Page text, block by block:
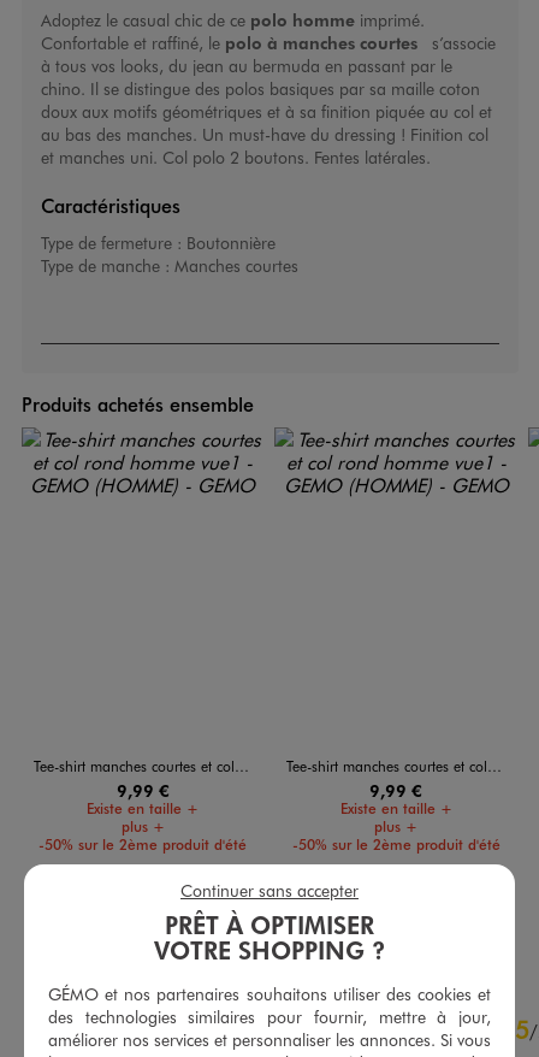
Adoptez le casual chic de ce polo hommeimprimé.
Confortable et raffiné, le polo à manches courtess’associe
à tous vos looks, du jean au bermuda en passant par le
chino. Il se distingue des polos basiques par sa maille coton
doux aux motifs géométriques et à sa finition piquée au col et
au bas des manches. Un must-have du dressing ! Finition col
et manches uni. Col polo 2 boutons. Fentes latérales.
Caractéristiques
Type de fermeture : Boutonnière
Type de manche : Manches courtes
Produits achetés ensemble
Tee-shirt manches courtes et col rond homme
9,99 €
Existe en taille +
plus +
-50% sur le 2ème produit d'été
5/5 de moyenne
(133 avis)
AJOUTERAU PANIER
Tee-shirt manches courtes et col rond homme
9,99 €
Existe en taille +
plus +
-50% sur le 2ème produit d'été
AJOUTER
4.7/5 5/
PRÊT À OPTIMISER
VOTRE SHOPPING ?
GÉMO et nos partenaires souhaitons utiliser des cookies et
des technologies similaires pour fournir, mettre à jour,
améliorer nos services et personnaliser les annonces. Si vous
Continuer sans accepter